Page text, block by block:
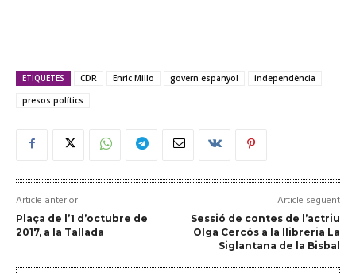
ETIQUETES CDR Enric Millo govern espanyol
independència
presos polítics
Article anterior
Plaça de l’1 d’octubre de
2017, a la Tallada
Article següent
Sessió de contes de l’actriu
Olga Cercós a la llibreria La
Siglantana de la Bisbal